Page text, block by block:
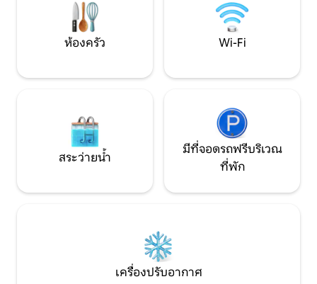
บริการรับส่งสนามบินในราคาเพิ่มเติม $25
ต่อเที่ยว โดยต้องจองล่วงหน้า
ห้องครัว Wi-Fi
สระว่ายน้ำ
มีที่จอดรถฟรีบริเวณ
ที่พัก
เครื่องปรับอากาศ